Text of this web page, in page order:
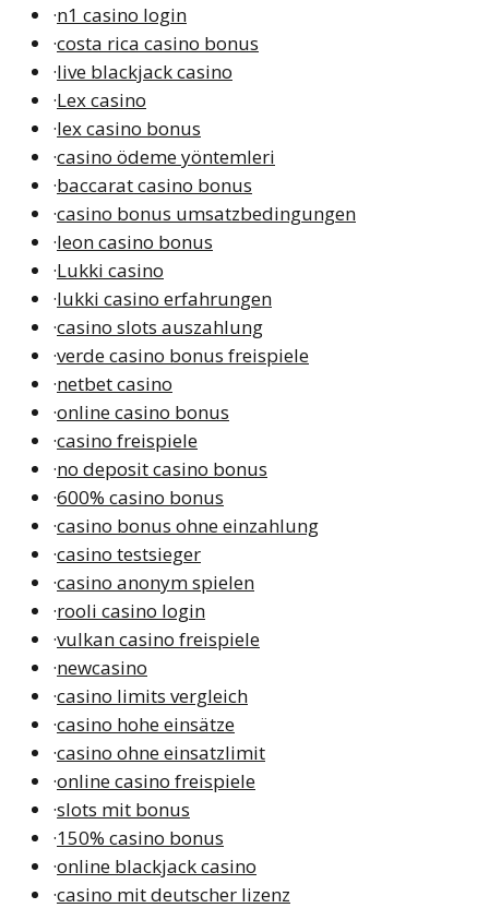
·n1 casino login
·costa rica casino bonus
·live blackjack casino
·Lex casino
·lex casino bonus
·casino ödeme yöntemleri
·baccarat casino bonus
·casino bonus umsatzbedingungen
·leon casino bonus
·Lukki casino
·lukki casino erfahrungen
·casino slots auszahlung
·verde casino bonus freispiele
·netbet casino
·online casino bonus
·casino freispiele
·no deposit casino bonus
·600% casino bonus
·casino bonus ohne einzahlung
·casino testsieger
·casino anonym spielen
·rooli casino login
·vulkan casino freispiele
·newcasino
·casino limits vergleich
·casino hohe einsätze
·casino ohne einsatzlimit
·online casino freispiele
·slots mit bonus
·150% casino bonus
·online blackjack casino
·casino mit deutscher lizenz